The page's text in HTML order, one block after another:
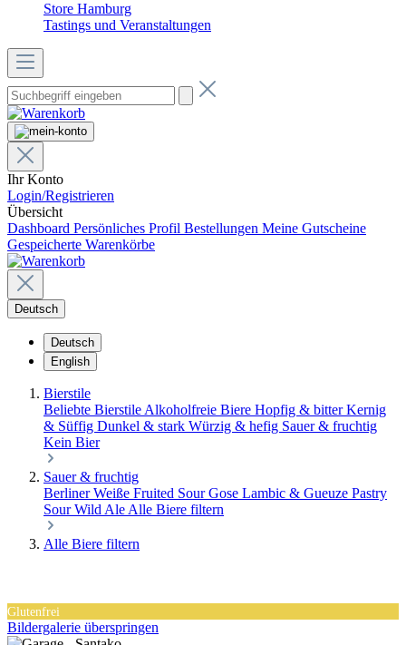
Store Hamburg
Tastings und Veranstaltungen
Ihr Konto
Login/Registrieren
Übersicht
Dashboard Persönliches Profil Bestellungen Meine Gutscheine
Gespeicherte Warenkörbe
Deutsch
Deutsch
English
Bierstile
Beliebte Bierstile Alkoholfreie Biere Hopfig & bitterKernig
& Süffig Dunkel & stark Würzig & hefig Sauer & fruchtig
Kein Bier
Sauer & fruchtig
Berliner Weiße Fruited SourGose Lambic & Gueuze Pastry
SourWild Ale Alle Biere filtern
Alle Biere filtern
Glutenfrei
Bildergalerie überspringen